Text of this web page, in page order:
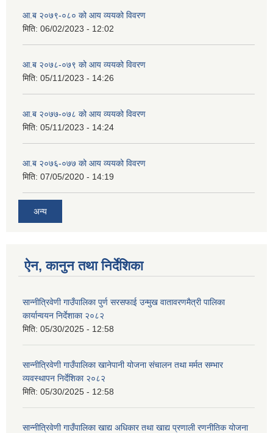
आ.ब २०७९-०८० को आय व्ययको विवरण
मिति: 06/02/2023 - 12:02
आ.ब २०७८-०७९ को आय व्ययको विवरण
मिति: 05/11/2023 - 14:26
आ.ब २०७७-०७८ को आय व्ययको विवरण
मिति: 05/11/2023 - 14:24
आ.ब २०७६-०७७ को आय व्ययको विवरण
मिति: 07/05/2020 - 14:19
अन्य
ऐन, कानुन तथा निर्देशिका
सान्नीत्रिवेणी गाउँपालिका पुर्ण सरसफाई उन्मुख वातावरणमैत्री पालिका
कार्यान्वयन निर्देशाका २०८२
मिति: 05/30/2025 - 12:58
सान्नीत्रिवेणी गाउँपालिका खानेपानी योजना संचालन तथा मर्मत सम्भार
व्यवस्थापन निर्देशिका २०८२
मिति: 05/30/2025 - 12:58
सान्नीत्रिवेणी गाउँपालिका खाद्य अधिकार तथा खाद्य प्रणाली रणनीतिक योजना